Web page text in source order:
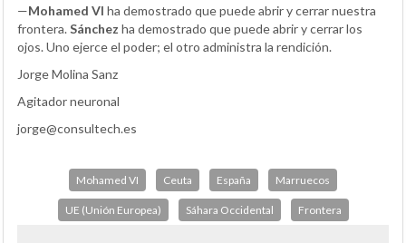
—Mohamed VI ha demostrado que puede abrir y cerrar nuestra
frontera.Sánchez ha demostrado que puede abrir y cerrar los
ojos. Uno ejerce el poder; el otro administra la rendición.
Jorge Molina Sanz
Agitador neuronal
jorge@consultech.es
Mohamed VI Ceuta España Marruecos
UE (Unión Europea) Sáhara Occidental Frontera